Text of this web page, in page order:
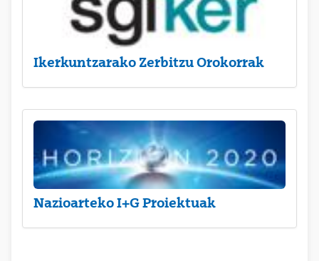
Ikerkuntzarako Zerbitzu Orokorrak
Nazioarteko I+G Proiektuak